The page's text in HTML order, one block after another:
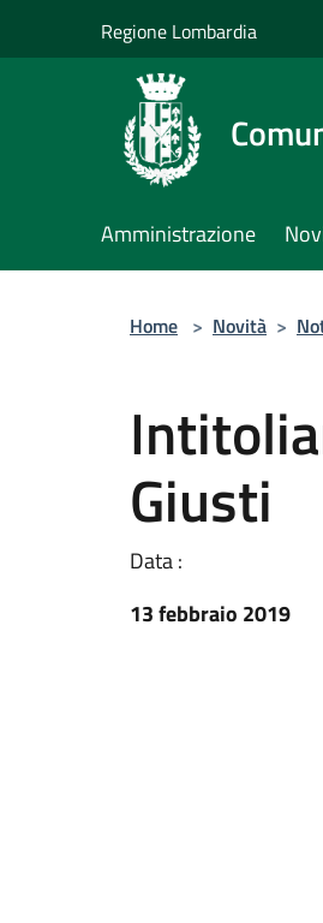
Regione Lombardia
Amministrazione
Home > Novità >
Giusti
Data :
13 febbraio 2019